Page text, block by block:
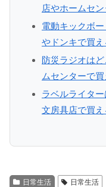
店やホームセ
電動キックボ
やドンキで買え
防災ラジオは
ムセンターで買
ラベルライタ
文房具店で買え
日常生活 日常生活